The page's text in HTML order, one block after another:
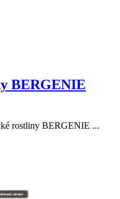
BERGENIE
rostliny BERGENIE ...